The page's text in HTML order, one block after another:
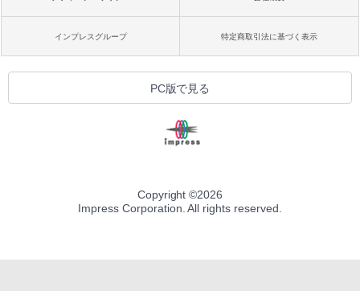
インプレスグループ 特定商取引法に基づく表示
PC版で見る
Copyright ©2026
Impress Corporation. All rights reserved.